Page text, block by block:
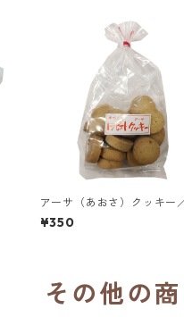
アーサ（あおさ）クッキー
ー会 安心院（あじむ）ト
チヌ修道院
¥350
その他の